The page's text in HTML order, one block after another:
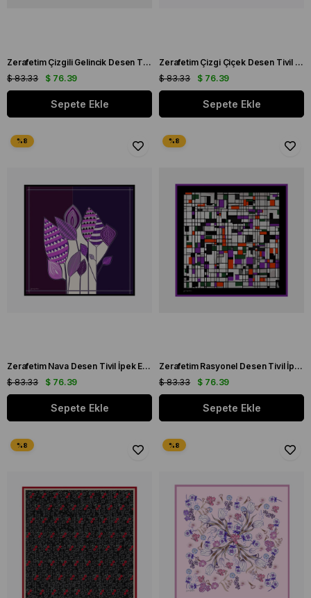
Zerafetim Çizgili Gelincik Desen Tivil İpek Eşarp
$ 76.39
$ 83.33
Sepete Ekle
Zerafetim Çizgi Çiçek Desen Tivil İpek Eşarp
$ 76.39
$ 83.33
Sepete Ekle
Zerafetim Nava Desen Tivil İpek Eşarp
$ 76.39
$ 83.33
Sepete Ekle
Zerafetim Rasyonel Desen Tivil İpek Eşarp
$ 76.39
$ 83.33
Sepete Ekle